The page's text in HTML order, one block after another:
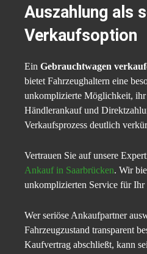
Auszahlung als
Verkaufsoption
Ein Gebrauchtwagen
bietet Fahrzeughaltern eine
unkomplizierte Möglichkeit,
Händlerankauf und
Verkaufsprozess deutlich
Vertrauen Sie auf unsere
Ankauf in Saarbrücken. Wir
unkomplizierten Service für Ihr
Wer seriöse Ankaufpartner
Fahrzeugzustand transparent
Kaufvertrag abschließt, kann